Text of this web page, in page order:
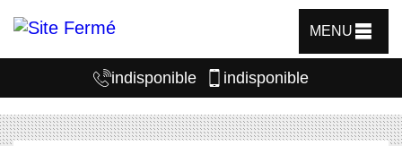
MENU
indisponible indisponible